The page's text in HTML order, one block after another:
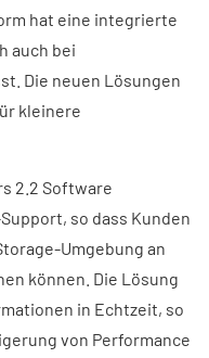
hat eine integrierte
auch bei
Die neuen Lösungen
kleinere
2.2 Software
so dass Kunden
Umgebung an
können. Die Lösung
in Echtzeit, so
von Performance